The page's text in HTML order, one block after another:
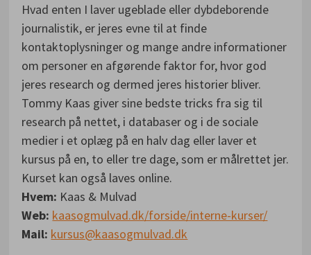
Hvad enten I laver ugeblade eller dybdeborende
journalistik, er jeres evne til at finde
kontaktoplysninger og mange andre informationer
om personer en afgørende faktor for, hvor god
jeres research og dermed jeres historier bliver.
Tommy Kaas giver sine bedste tricks fra sig til
research på nettet, i databaser og i de sociale
medier i et oplæg på en halv dag eller laver et
kursus på en, to eller tre dage, som er målrettet jer.
Kurset kan også laves online.
Hvem: Kaas & Mulvad
Web: kaasogmulvad.dk/forside/interne-kurser/
Mail: kursus@kaasogmulvad.dk